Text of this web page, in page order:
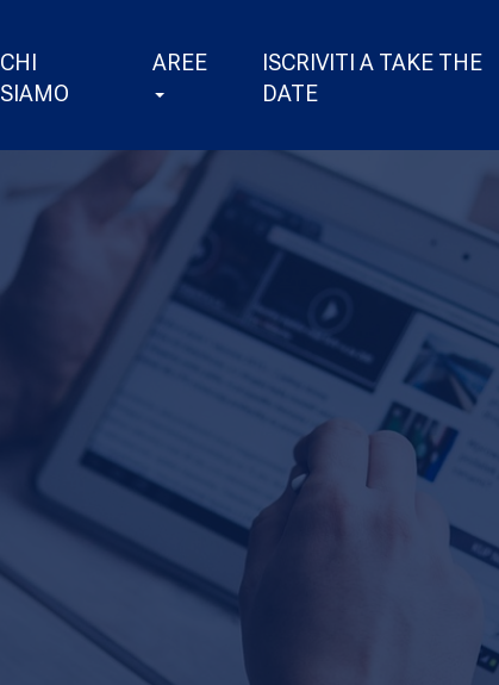
CHI
SIAMO
AREE
ISCRIVITI A TAKE THE
DATE